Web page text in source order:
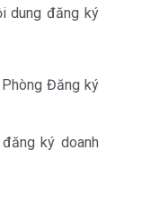
dung đăng ký
Đăng ký
ký doanh